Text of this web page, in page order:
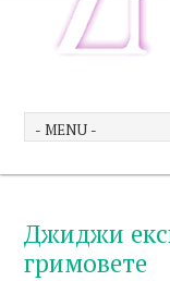
Джиджи
гримовете